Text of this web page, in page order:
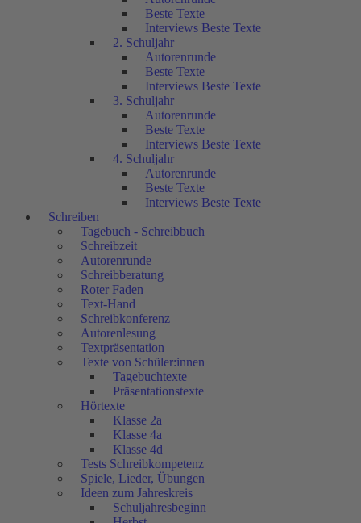
Beste Texte
Interviews Beste Texte
2. Schuljahr
Autorenrunde
Beste Texte
Interviews Beste Texte
3. Schuljahr
Autorenrunde
Beste Texte
Interviews Beste Texte
4. Schuljahr
Autorenrunde
Beste Texte
Interviews Beste Texte
Schreiben
Tagebuch - Schreibbuch
Schreibzeit
Autorenrunde
Schreibberatung
Roter Faden
Text-Hand
Schreibkonferenz
Autorenlesung
Textpräsentation
Texte von Schüler:innen
Tagebuchtexte
Präsentationstexte
Hörtexte
Klasse 2a
Klasse 4a
Klasse 4d
Tests Schreibkompetenz
Spiele, Lieder, Übungen
Ideen zum Jahreskreis
Schuljahresbeginn